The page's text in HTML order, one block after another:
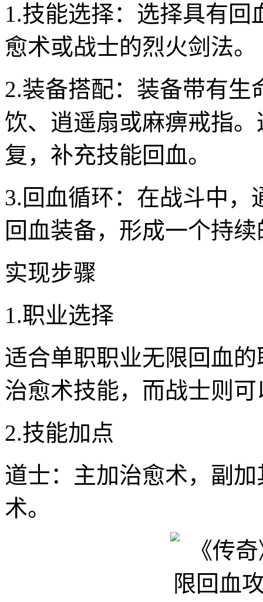
1.技能选择：选择具有
愈术或战士的烈火剑法。
2.装备搭配：装备带有生
饮、逍遥扇或麻痹戒指
复，补充技能回血。
3.回血循环：在战斗中
回血装备，形成一个持
实现步骤
1.职业选择
适合单职职业无限回血
治愈术技能，而战士则
2.技能加点
道士：主加治愈术，副
术。